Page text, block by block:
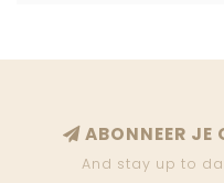
ABONNEER JE
And stay up to